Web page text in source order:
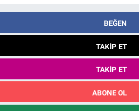
BEĞEN
TAKIP ET
TAKIP ET
ABONE OL